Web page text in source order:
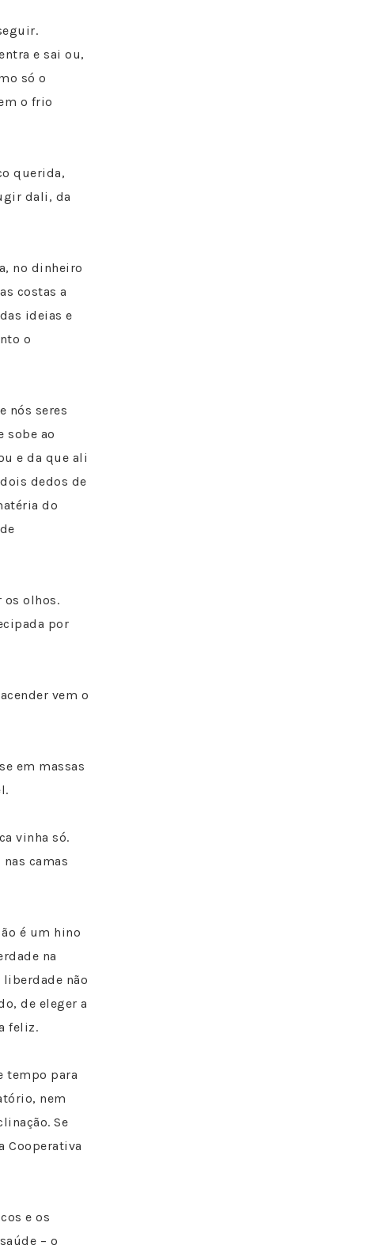
e sai ou,
só o
o frio
querida,
dali, da
no dinheiro
costas a
ideias e
o
nós seres
sobe ao
e da que ali
dedos de
do
os olhos.
por
vem o
em massas
vinha só.
camas
é um hino
na
liberdade não
de eleger a
feliz.
tempo para
nem
Se
Cooperativa
e os
– o